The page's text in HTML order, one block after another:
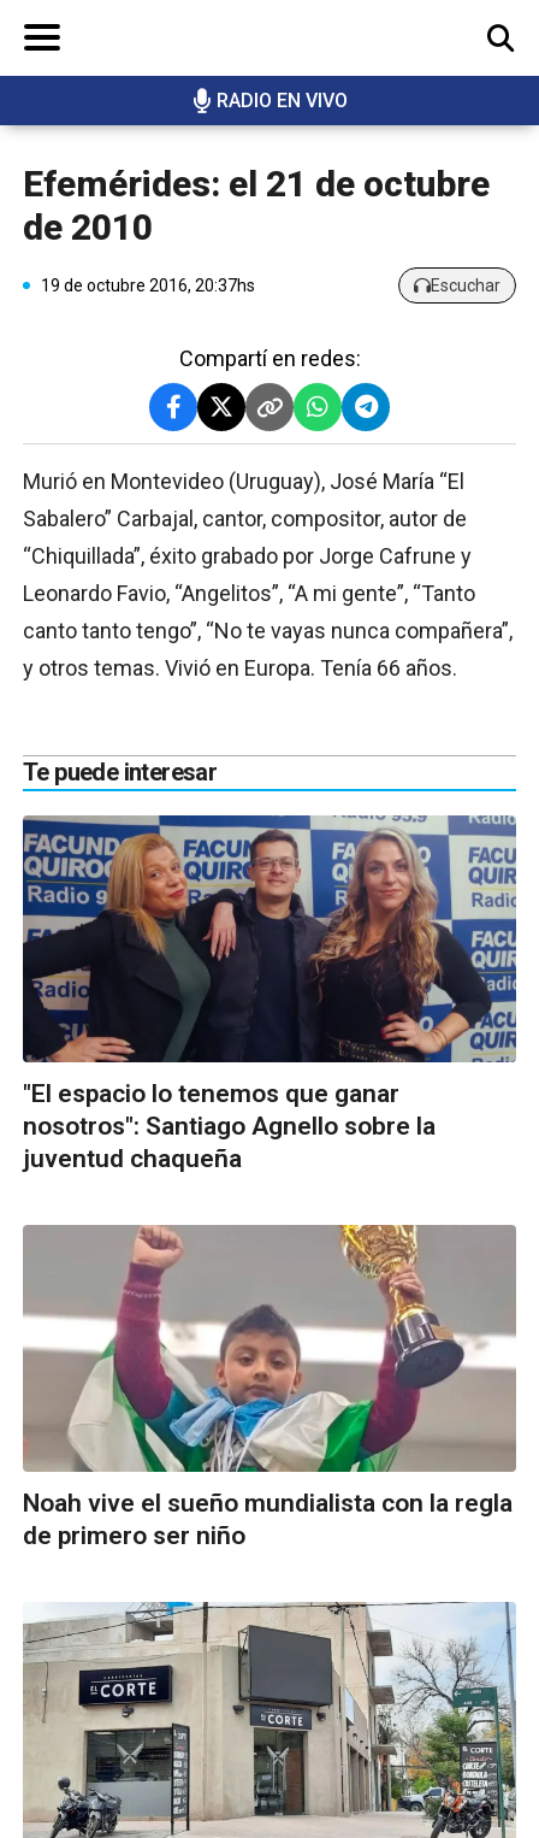
RADIO EN VIVO
BUSCAR
Efemérides: el 21 de octubre
de 2010
19 de octubre 2016, 20:37hs Escuchar
Compartí en redes:
Murió en Montevideo (Uruguay), José María “El
Sabalero” Carbajal, cantor, compositor, autor de
“Chiquillada”, éxito grabado por Jorge Cafrune y
Leonardo Favio, “Angelitos”, “A mi gente”, “Tanto
canto tanto tengo”, “No te vayas nunca compañera”,
y otros temas. Vivió en Europa. Tenía 66 años.
Te puede interesar
"El espacio lo tenemos que ganar
nosotros": Santiago Agnello sobre la
juventud chaqueña
Noah vive el sueño mundialista con la regla
de primero ser niño